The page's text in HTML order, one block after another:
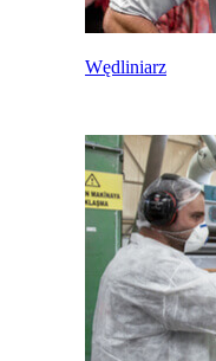
Wędliniarz